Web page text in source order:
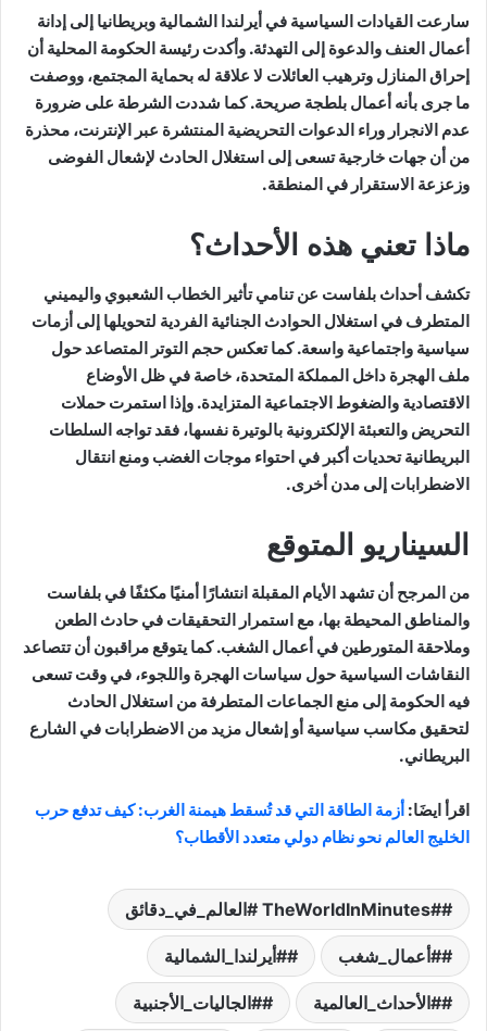
سارعت القيادات السياسية في أيرلندا الشمالية وبريطانيا إلى إدانة
أعمال العنف والدعوة إلى التهدئة. وأكدت رئيسة الحكومة المحلية أن
إحراق المنازل وترهيب العائلات لا علاقة له بحماية المجتمع، ووصفت
ما جرى بأنه أعمال بلطجة صريحة. كما شددت الشرطة على ضرورة
عدم الانجرار وراء الدعوات التحريضية المنتشرة عبر الإنترنت، محذرة
من أن جهات خارجية تسعى إلى استغلال الحادث لإشعال الفوضى
وزعزعة الاستقرار في المنطقة.
ماذا تعني هذه الأحداث؟
تكشف أحداث بلفاست عن تنامي تأثير الخطاب الشعبوي واليميني
المتطرف في استغلال الحوادث الجنائية الفردية لتحويلها إلى أزمات
سياسية واجتماعية واسعة. كما تعكس حجم التوتر المتصاعد حول
ملف الهجرة داخل المملكة المتحدة، خاصة في ظل الأوضاع
الاقتصادية والضغوط الاجتماعية المتزايدة. وإذا استمرت حملات
التحريض والتعبئة الإلكترونية بالوتيرة نفسها، فقد تواجه السلطات
البريطانية تحديات أكبر في احتواء موجات الغضب ومنع انتقال
الاضطرابات إلى مدن أخرى.
السيناريو المتوقع
من المرجح أن تشهد الأيام المقبلة انتشارًا أمنيًا مكثفًا في بلفاست
والمناطق المحيطة بها، مع استمرار التحقيقات في حادث الطعن
وملاحقة المتورطين في أعمال الشغب. كما يتوقع مراقبون أن تتصاعد
النقاشات السياسية حول سياسات الهجرة واللجوء، في وقت تسعى
فيه الحكومة إلى منع الجماعات المتطرفة من استغلال الحادث
لتحقيق مكاسب سياسية أو إشعال مزيد من الاضطرابات في الشارع
البريطاني.
اقرأ ايضَا: أزمة الطاقة التي قد تُسقط هيمنة الغرب: كيف تدفع حرب
الخليج العالم نحو نظام دولي متعدد الأقطاب؟
#TheWorldInMinutes #العالم_في_دقائق
#أعمال_شغب #أيرلندا_الشمالية
#الأحداث_العالمية #الجاليات_الأجنبية